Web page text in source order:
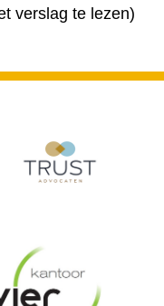
verslag te lezen)